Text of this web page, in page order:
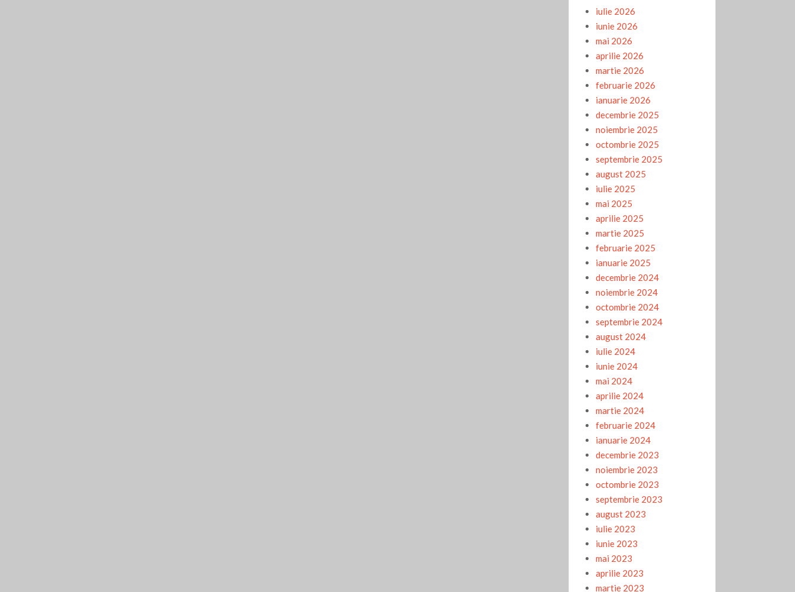
iulie 2026
iunie 2026
mai 2026
aprilie 2026
martie 2026
februarie 2026
ianuarie 2026
decembrie 2025
noiembrie 2025
octombrie 2025
septembrie 2025
august 2025
iulie 2025
mai 2025
aprilie 2025
martie 2025
februarie 2025
ianuarie 2025
decembrie 2024
noiembrie 2024
octombrie 2024
septembrie 2024
august 2024
iulie 2024
iunie 2024
mai 2024
aprilie 2024
martie 2024
februarie 2024
ianuarie 2024
decembrie 2023
noiembrie 2023
octombrie 2023
septembrie 2023
august 2023
iulie 2023
iunie 2023
mai 2023
aprilie 2023
martie 2023